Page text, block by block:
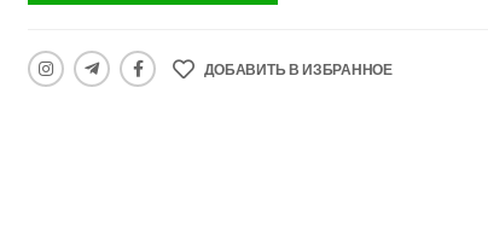
Часы Eliyina
190,500 UZS
252,000 UZS
Часы Eliyina
ДОБАВИТЬ В ИЗБРАННОЕ